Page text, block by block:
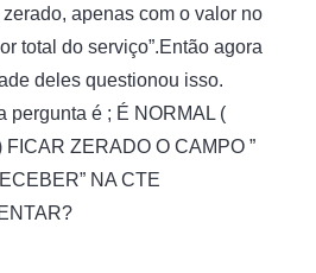
apenas com o valor no
total do serviço”.Então agora
deles questionou isso.
pergunta é ; É NORMAL (
FICAR ZERADO O CAMPO ”
NA CTE